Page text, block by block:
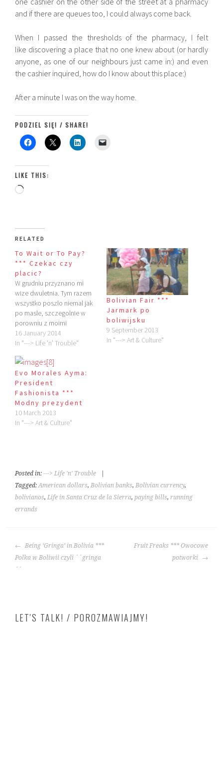
and if there are queues too, I could always come back.
When I passed the thresholds of the pharmacy, I felt
like discovering a place that no one knew about (or hardly
anyone, as one of our neighbours just came in:) and even
the cashier inquired, how do I know about this place:)
After a minute I was on the way home.
PODZIEL SIĘ! / SHARE!
LIKE THIS:
Loading…
RELATED
To Wait or To Pay?
*** Czekac czy
placic?
W grudniu przyznano mi
wize dwuletnia. Tym razem
wszystko poszlo niemal jak
po masle, szczegolnie w
porowniu z moimi
wczesniejszymi przygodami
imigracyjnymi ( Viza *** Holy
panstwie koki oraz Visa –
Never Ending Story)! Po
namysle, postanowilismy
kontynuowac proces
wizowy w Cochabambie,
aby nie musiec starac sie o
nowe dokumenty…
16 January 2014
In "---> Life 'n' Trouble"
Bolivian Fair ***
Jarmark po
boliwijsku
9 September 2013
In "---> Art & Culture"
Evo Morales Ayma:
President
Fashionista ***
Modny prezydent
10 March 2013
In "---> Art & Culture"
Posted in:---> Life 'n' Trouble
Tagged:American dollars,Bolivian banks,Bolivian currency,
bolivianos,Life in Santa Cruz de la Sierra,paying bills,running
errands
POST
NAVIGATION
Being ‘Gringa’ in Bolivia ***
Polka w Boliwii czyli ´´gringa
´´
Fruit Freaks *** Owocowe
potworki
LET'S TALK! / POROZMAWIAJMY!